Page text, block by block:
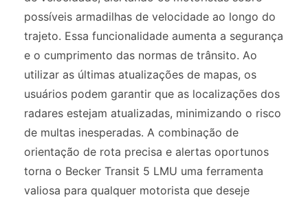
possíveis armadilhas de velocidade ao longo do
trajeto. Essa funcionalidade aumenta a segurança
e o cumprimento das normas de trânsito. Ao
utilizar as últimas atualizações de mapas, os
usuários podem garantir que as localizações dos
radares estejam atualizadas, minimizando o risco
de multas inesperadas. A combinação de
orientação de rota precisa e alertas oportunos
torna o Becker Transit 5 LMU uma ferramenta
valiosa para qualquer motorista que deseje